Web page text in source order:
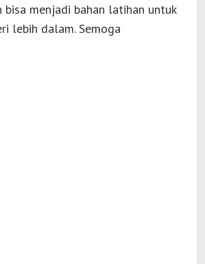
bisa menjadi bahan latihan untuk
lebih dalam. Semoga